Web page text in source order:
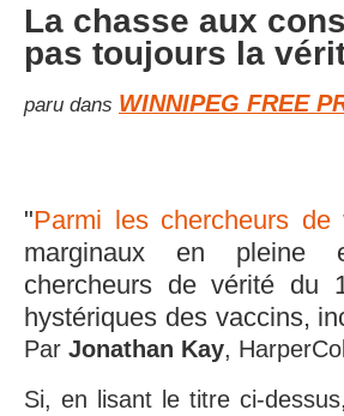
La chasse aux
pas toujours la
paru dans WINNIPEG FREE
"Parmi les chercheurs de
marginaux en pleine
chercheurs de vérité du
hystériques des vaccins,
Par Jonathan Kay,
Si, en lisant le titre ci-